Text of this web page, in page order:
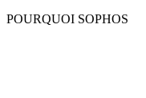
POURQUOI SOPHOS